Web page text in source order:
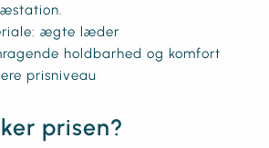
ægte læder
holdbarhed og komfort
prisniveau
prisen?